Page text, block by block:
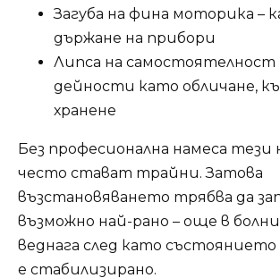
Загуба на фина моторика –
държане на прибори
Липса на самостоятелност
дейности като обличане,
хранене
Без професионална намеса тези
често стават трайни. Затова
възстановяването трябва да
възможно най-рано – още в
веднага след като
е стабилизирано.